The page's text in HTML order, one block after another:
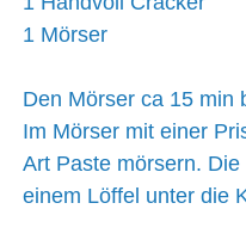
1 Mörser
Den Mörser ca 15 min
Im Mörser mit einer
Art Paste mörsern.
einem Löffel unter die